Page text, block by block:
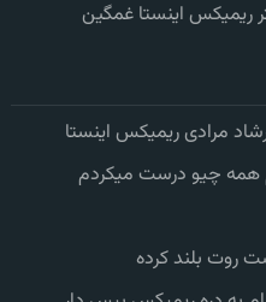
ریمیکس اینستا غمگین
مرادی ریمیکس اینستا
همه چیو درست میکردم
روت بلند کرده